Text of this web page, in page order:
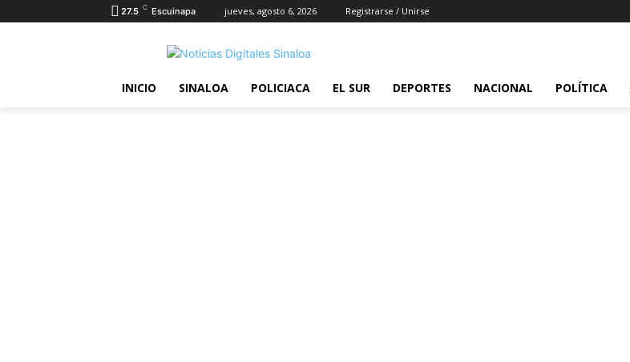
27.5 C Escuinapa jueves, agosto 6, 2026 Registrarse / Unirse
INICIO SINALOA POLICIACA EL SUR DEPORTES NACIONAL POLÍTICA